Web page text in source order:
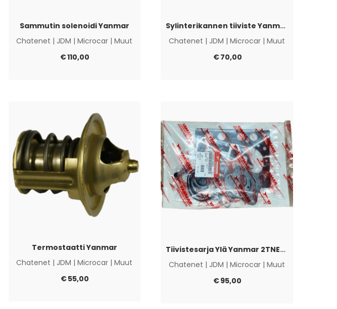
Muut
Sammutin solenoidi Yanmar
Chatenet | JDM |Microcar |Muut
€110,00
Sylinterikannen tiiviste Yanmar 2TNE68
Chatenet | JDM |Microcar |Muut
€70,00
Termostaatti Yanmar
Chatenet | JDM |Microcar |Muut
€55,00
Tiivistesarja Ylä Yanmar 2TNE68
Chatenet | JDM |Microcar |Muut
€95,00